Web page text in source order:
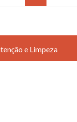
e Limpeza